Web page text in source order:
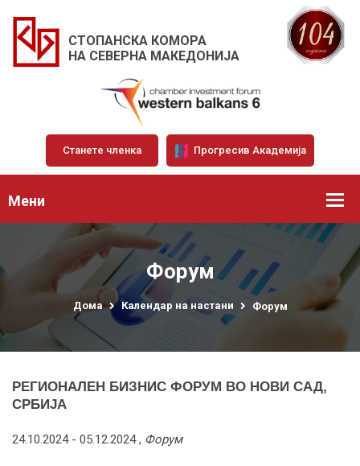
СТОПАНСКА КОМОРА
НА СЕВЕРНА МАКЕДОНИЈА
Станете членка Прогресив Академија
Мени
Форум
Дома Календар на настани Форум
РЕГИОНАЛЕН БИЗНИС ФОРУМ ВО НОВИ САД,
СРБИЈА
24.10.2024 - 05.12.2024, Форум